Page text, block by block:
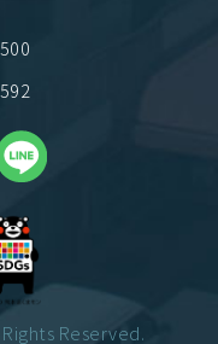
Reserved.